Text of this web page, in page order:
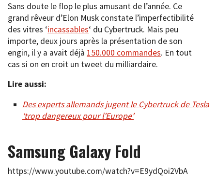
Sans doute le flop le plus amusant de l’année. Ce
grand rêveur d’Elon Musk constate l’imperfectibilité
des vitres ‘incassables‘ du Cybertruck. Mais peu
importe, deux jours après la présentation de son
engin, il y a avait déjà 150.000 commandes. En tout
cas si on en croit un tweet du milliardaire.
Lire aussi:
Des experts allemands jugent le Cybertruck de Tesla
‘trop dangereux pour l’Europe’
Samsung Galaxy Fold
https://www.youtube.com/watch?v=E9ydQoi2VbA